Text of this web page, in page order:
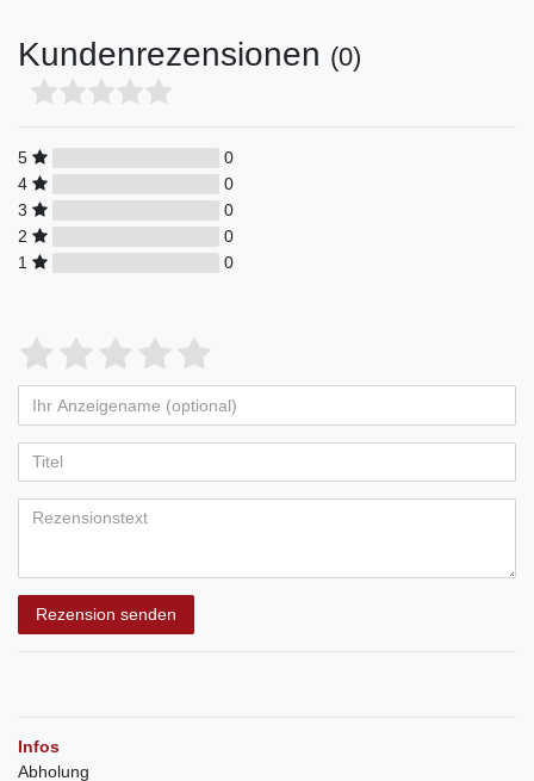
Kundenrezensionen (0)
5
0
4
0
3
0
2
0
1
0
Rezension senden
Infos
Abholung